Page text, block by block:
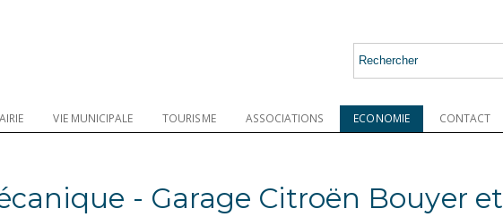
VIE MUNICIPALE TOURISME ASSOCIATIONS ECONOMIE CONTACT
- Garage Citroën Bouyer